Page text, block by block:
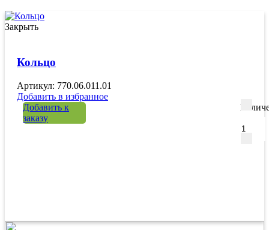
Закрыть
Кольцо
Артикул: 770.06.011.01
Добавить в избранное
Добавить к
заказу